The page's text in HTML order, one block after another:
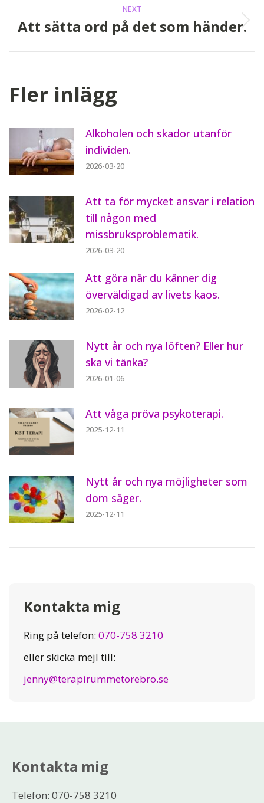
NEXT
Next
Att sätta ord på det som händer.
Fler inlägg
Alkoholen och skador utanför
individen.
2026-03-20
Att ta för mycket ansvar i relation
till någon med
missbruksproblematik.
2026-03-20
Att göra när du känner dig
överväldigad av livets kaos.
2026-02-12
Nytt år och nya löften? Eller hur
ska vi tänka?
2026-01-06
Att våga pröva psykoterapi.
2025-12-11
Nytt år och nya möjligheter som
dom säger.
2025-12-11
Kontakta mig
Ring på telefon: 070-758 3210
eller skicka mejl till:
jenny@terapirummetorebro.se
Kontakta mig
Telefon: 070-758 3210